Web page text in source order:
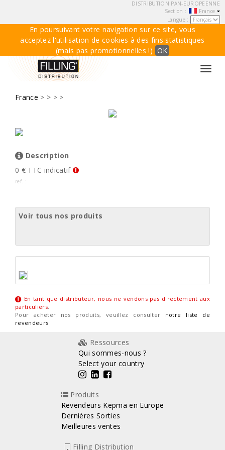
DISTRIBUTION PAN-EUROPEENNE
Section :
France
Langue :
En poursuivant votre navigation sur ce site, vous
acceptez l'utilisation de cookies à des fins statistiques
(mais pas promotionnelles !) OK
France > > > >
Description
0 € TTC indicatif
ref. :
Voir tous nos produits
En tant que distributeur, nous ne vendons pas directement aux
particuliers.
Pour acheter nos produits, veuillez consulter notre liste de
revendeurs.
Ressources
Qui sommes-nous ?
Select your country
Produits
Revendeurs Kepma en Europe
Dernières Sorties
Meilleures ventes
Filling Distribution